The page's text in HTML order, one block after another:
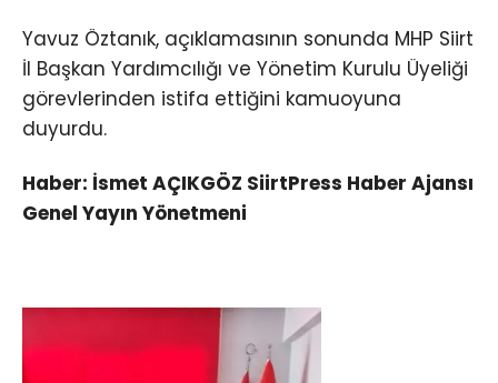
Yavuz Öztanık, açıklamasının sonunda MHP Siirt
İl Başkan Yardımcılığı ve Yönetim Kurulu Üyeliği
görevlerinden istifa ettiğini kamuoyuna
duyurdu.
Haber: İsmet AÇIKGÖZ SiirtPress Haber Ajansı
Genel Yayın Yönetmeni